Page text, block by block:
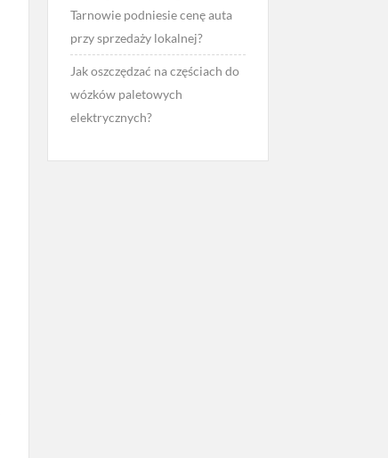
Tarnowie podniesie cenę auta
przy sprzedaży lokalnej?
Jak oszczędzać na częściach do
wózków paletowych
elektrycznych?